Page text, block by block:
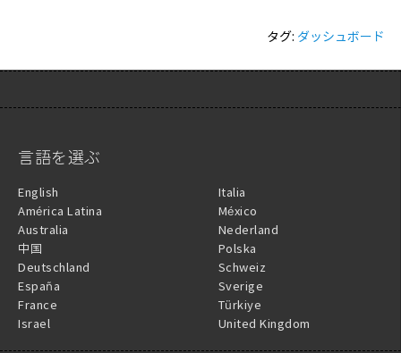
タグ: ダッシュボード
言語を選ぶ
English
América Latina
Australia
中国
Deutschland
España
France
Israel
Italia
México
Nederland
Polska
Schweiz
Sverige
Türkiye
United Kingdom